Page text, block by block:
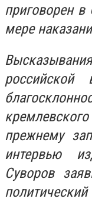
приговорен
мере
прежнему
интервью
Суворов